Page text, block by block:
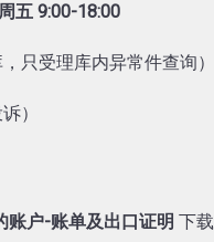
五 9:00-18:00
只受理库内异常件查询）
）
账户-账单及出口证明 下载